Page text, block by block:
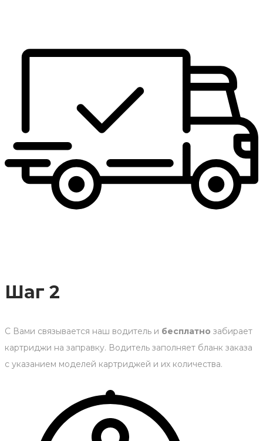
Шаг 2
С Вами связывается наш водитель и бесплатно забирает
картриджи на заправку. Водитель заполняет бланк заказа
с указанием моделей картриджей и их количества.